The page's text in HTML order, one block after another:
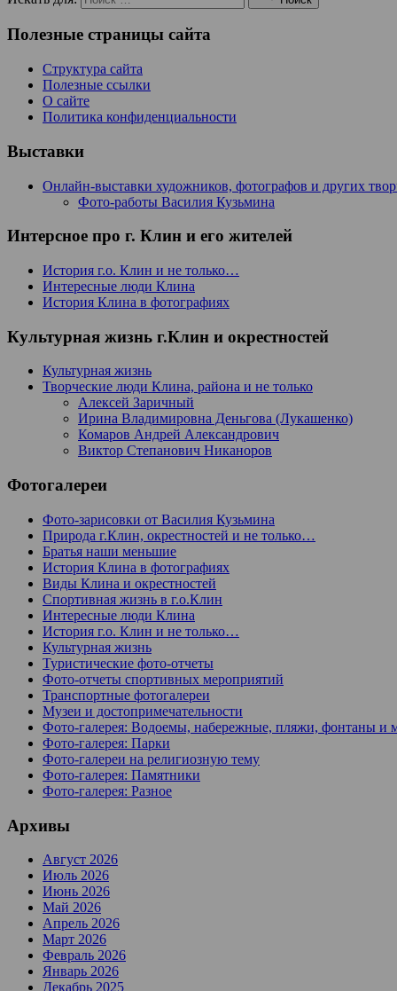
Полезные страницы сайта
Структура сайта
Полезные ссылки
О сайте
Политика конфиденциальности
Выставки
Онлайн-выставки художников, фотографов и других
Фото-работы Василия Кузьмина
Интерсное про г. Клин и его жителей
История г.о. Клин и не только…
Интересные люди Клина
История Клина в фотографиях
Культурная жизнь г.Клин и окрестностей
Культурная жизнь
Творческие люди Клина, района и не только
Алексей Заричный
Ирина Владимировна Деньгова (Лукашенко)
Комаров Андрей Александрович
Виктор Степанович Никаноров
Фотогалереи
Фото-зарисовки от Василия Кузьмина
Природа г.Клин, окрестностей и не только…
Братья наши меньшие
История Клина в фотографиях
Виды Клина и окрестностей
Спортивная жизнь в г.о.Клин
Интересные люди Клина
История г.о. Клин и не только…
Культурная жизнь
Туристические фото-отчеты
Фото-отчеты спортивных мероприятий
Транспортные фотогалереи
Музеи и достопримечательности
Фото-галерея: Водоемы, набережные, пляжи, фонтаны и
Фото-галерея: Парки
Фото-галереи на религиозную тему
Фото-галерея: Памятники
Фото-галерея: Разное
Архивы
Август 2026
Июль 2026
Июнь 2026
Май 2026
Апрель 2026
Март 2026
Февраль 2026
Январь 2026
Декабрь 2025